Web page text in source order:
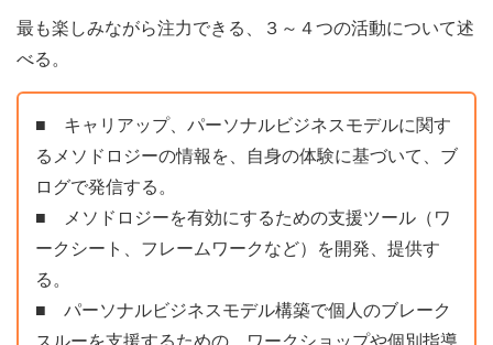
最も楽しみながら注力できる、３～４つの活動について述
べる。
■ キャリアップ、パーソナルビジネスモデルに関す
るメソドロジーの情報を、自身の体験に基づいて、ブ
ログで発信する。
■ メソドロジーを有効にするための支援ツール（ワ
ークシート、フレームワークなど）を開発、提供す
る。
■ パーソナルビジネスモデル構築で個人のブレーク
スルーを支援するための、ワークショップや個別指導